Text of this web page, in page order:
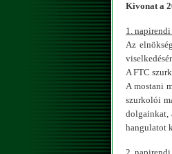
Kivonat a
1.
Az
A FTC
A mostani
szurkolói
dolgainkat,
hangulatot